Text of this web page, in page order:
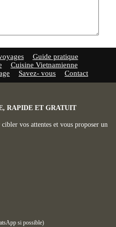
Guide pratique
Cuisine Vietnamienne
Savez- vous Contact
RAPIDE ET GRATUIT
vos attentes et vous proposer un
si possible)